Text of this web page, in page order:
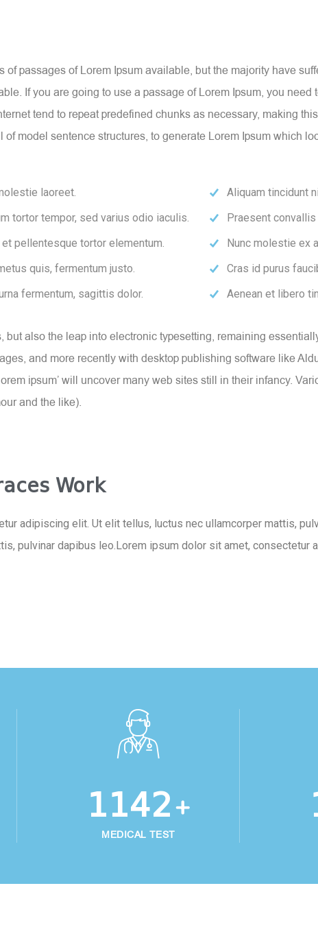
of passages of Lorem Ipsum available, but the majority have
If you are going to use a passage of Lorem Ipsum, you
tend to repeat predefined chunks as necessary, making
model sentence structures, to generate Lorem Ipsum which
laoreet.
tortor tempor, sed varius odio iaculis.
pellentesque tortor elementum.
quis, fermentum justo.
fermentum, sagittis dolor.
Aliquam tincidunt
Praesent
Nunc molestie ex
Cras id purus
Aenean et libero
but also the leap into electronic typesetting, remaining
and more recently with desktop publishing software like
ipsum’ will uncover many web sites still in their infancy.
and the like).
Work
adipiscing elit. Ut elit tellus, luctus nec ullamcorper mattis,
pulvinar dapibus leo.Lorem ipsum dolor sit amet,
1215+
MEDICAL TEST